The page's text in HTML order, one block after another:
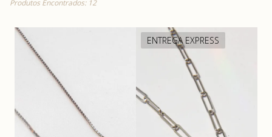
Produtos Encontrados: 12
ENTREGA EXPRESS